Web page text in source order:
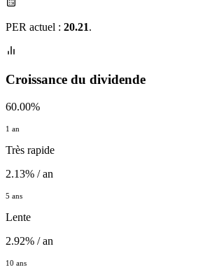
PER actuel : 20.21.
Croissance du dividende
60.00%
1 an
Très rapide
2.13% / an
5 ans
Lente
2.92% / an
10 ans